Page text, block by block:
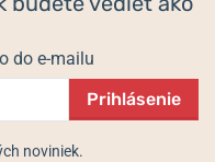
do e-mailu
Prihlásenie
noviniek.